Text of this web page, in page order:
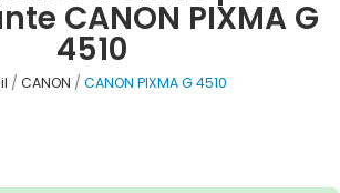
CANON PIXMA G
4510
CANON CANON PIXMA G 4510